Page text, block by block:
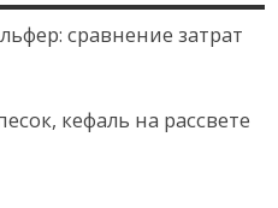
сравнение затрат
кефаль на рассвете